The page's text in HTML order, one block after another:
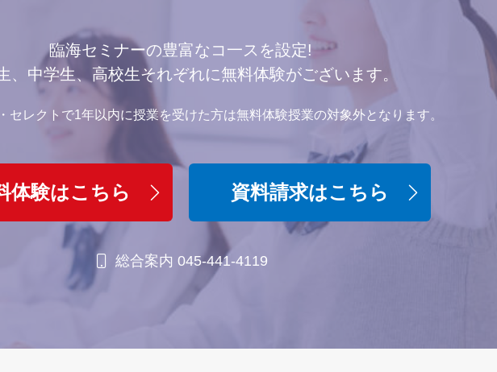
臨海セミナーの豊富なコ一スを設定!
、中学生、高校生それぞれに無料体験がございます。
セレクトで1年以内に授業を受けた方は無料体験授業の対象外となります。
体験はこちら 資料請求はこちら
総合案内 045-441-4119